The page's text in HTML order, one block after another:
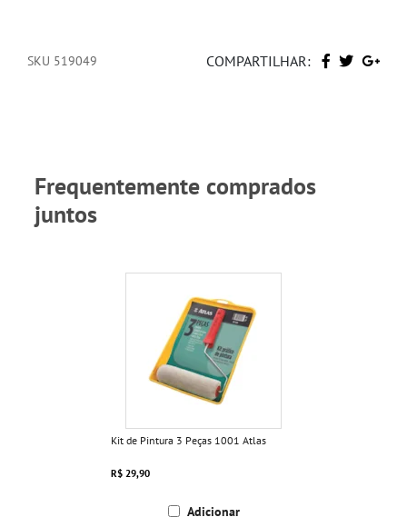
SKU 519049 COMPARTILHAR:
Frequentemente comprados
juntos
Kit de Pintura 3 Peças 1001 Atlas
R$ 29,90
Adicionar